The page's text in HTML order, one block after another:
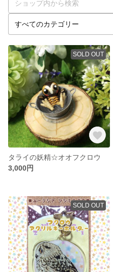
SOLD OUT
タライの妖精☆オオフクロウ
3,000円
SOLD OUT